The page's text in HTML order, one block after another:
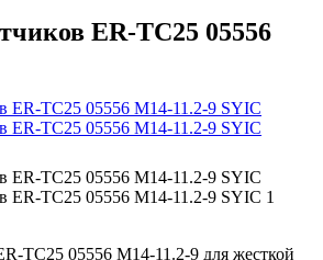
ER-TC25 05556
TC25 05556 M14-11.2-9 для жесткой